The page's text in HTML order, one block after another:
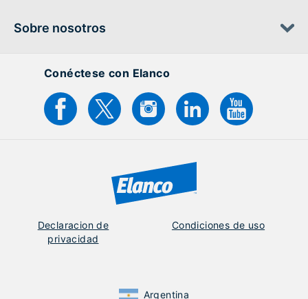
Sobre nosotros
Conéctese con Elanco
Declaracion de
privacidad
Condiciones de uso
Argentina